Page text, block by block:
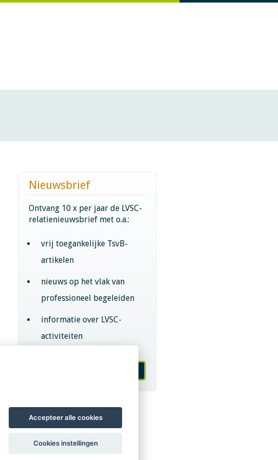
Nieuwsbrief
Ontvang 10 x per jaar de LVSC-
relatienieuwsbrief met o.a.:
vrij toegankelijke TsvB-
artikelen
nieuws op het vlak van
professioneel begeleiden
informatie over LVSC-
activiteiten
Accepteer alle cookies
Cookies instellingen